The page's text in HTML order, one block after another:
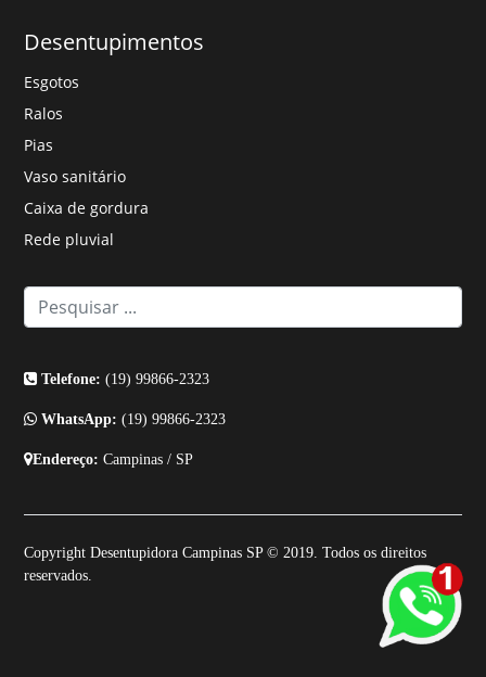
Desentupimentos
Esgotos
Ralos
Pias
Vaso sanitário
Caixa de gordura
Rede pluvial
Telefone: (19) 99866-2323
WhatsApp: (19) 99866-2323
Endereço: Campinas / SP
Copyright Desentupidora Campinas SP © 2019. Todos os direitos
reservados.